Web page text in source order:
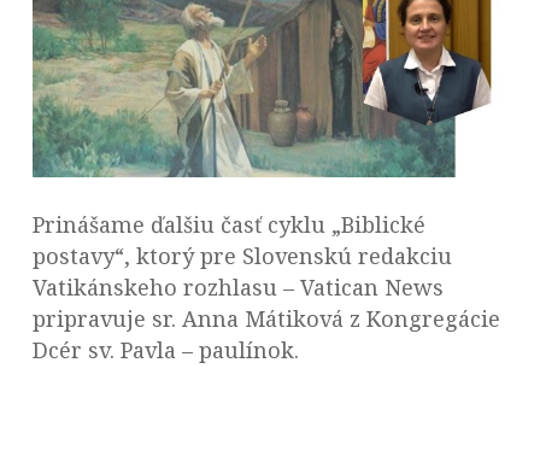
Prinášame ďalšiu časť cyklu „Biblické
postavy“, ktorý pre Slovenskú redakciu
Vatikánskeho rozhlasu – Vatican News
pripravuje sr. Anna Mátiková z Kongregácie
Dcér sv. Pavla – paulínok.